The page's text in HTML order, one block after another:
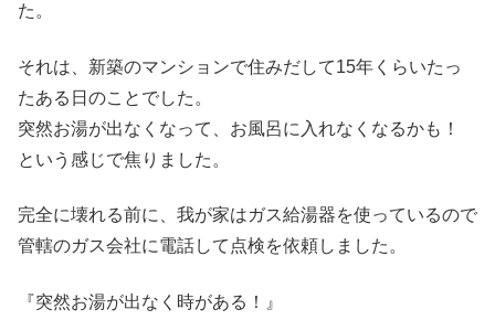
た。
それは、新築のマンションで住みだして15年くらいたっ
たある日のことでした。
突然お湯が出なくなって、お風呂に入れなくなるかも！
という感じで焦りました。
完全に壊れる前に、我が家はガス給湯器を使っているので
管轄のガス会社に電話して点検を依頼しました。
『突然お湯が出なく時がある！』